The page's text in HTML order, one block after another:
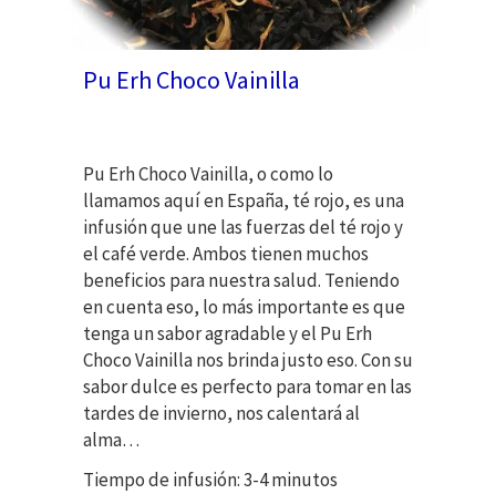
Pu Erh Choco Vainilla
Pu Erh Choco Vainilla, o como lo
llamamos aquí en España, té rojo, es una
infusión que une las fuerzas del té rojo y
el café verde. Ambos tienen muchos
beneficios para nuestra salud. Teniendo
en cuenta eso, lo más importante es que
tenga un sabor agradable y el Pu Erh
Choco Vainilla nos brinda justo eso. Con su
sabor dulce es perfecto para tomar en las
tardes de invierno, nos calentará al
alma…
Tiempo de infusión: 3-4 minutos